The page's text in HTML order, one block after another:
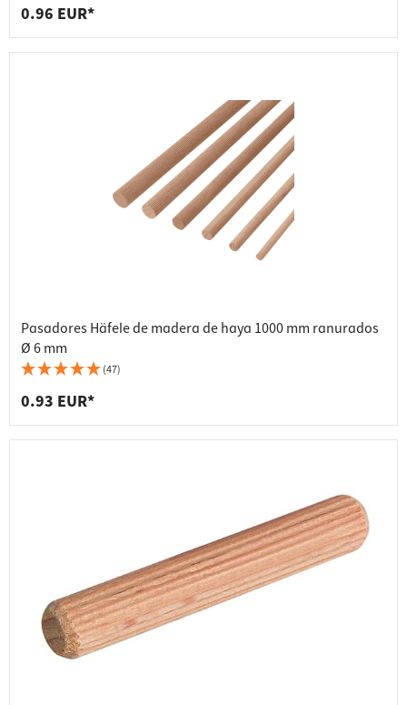
0.96 EUR*
Pasadores Häfele de madera de haya 1000 mm ranurados
Ø 6 mm
(47)
0.93 EUR*